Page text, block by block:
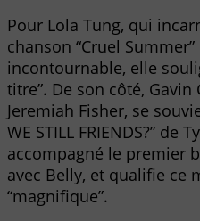
Pour Lola Tung, qui
chanson “Cruel
incontournable, elle
titre”. De son côté, Gavin
Jeremiah Fisher, se
WE STILL FRIENDS?” de
accompagné le premier
avec Belly, et qualifie ce
“magnifique”.